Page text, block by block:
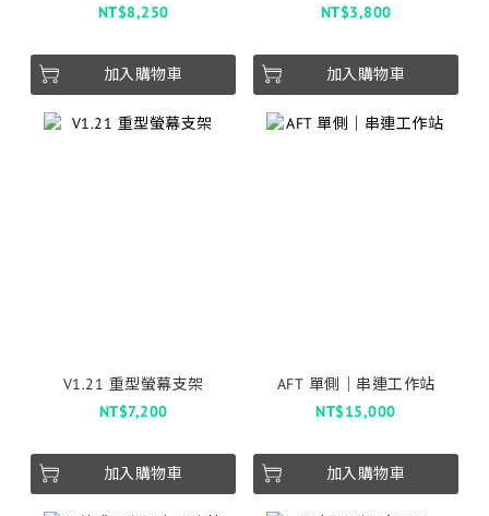
NT$8,250
加入購物車
NT$3,800
加入購物車
V1.21 重型螢幕支架
NT$7,200
加入購物車
AFT 單側│串連工作站
NT$15,000
加入購物車